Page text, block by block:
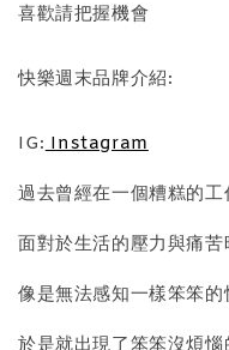
飾品禮物盒加價購
飾品禮物盒
喜歡請把握機會
快樂週末品牌介紹:
IG:Instagram
過去曾經在一個糟糕的
面對於生活的壓力與痛
像是無法感知一樣笨笨
於是就出現了笨笨沒煩惱